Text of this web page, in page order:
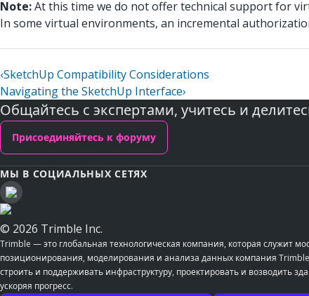
Note:At this time we do not offer technical support for
In some virtual environments, an incremental
‹SketchUp Compatibility Considerations
Navigating the SketchUp Interface›
Общайтесь с экспертами, учитесь и
Присоединяйтесь к форуму
МЫ В СОЦИАЛЬНЫХ СЕТЯХ
© 2026 Trimble Inc.
Trimble — это глобальная технологическая компания, которая служит
позиционирования, моделирования и анализа данных компания Trimble
строить и поддерживать инфраструктуру, проектировать и возводить
ускоряя прогресс.